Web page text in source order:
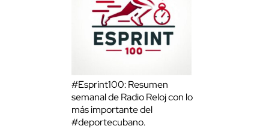
#Esprint100: Resumen
semanal de Radio Reloj con lo
más importante del
#deportecubano.